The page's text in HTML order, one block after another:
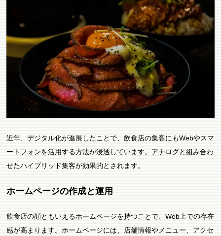
近年、デジタル化が進展したことで、飲食店の集客にもWebやスマ
ートフォンを活用する方法が浸透しています。アナログと組み合わ
せたハイブリッド集客が効果的とされます。
ホームページの作成と運用
飲食店の顔ともいえるホームページを持つことで、Web上での存在
感が高まります。ホームページには、店舗情報やメニュー、アクセ